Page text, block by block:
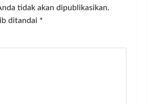
tidak akan dipublikasikan.
ditandai *